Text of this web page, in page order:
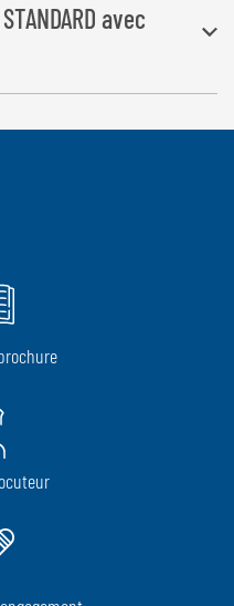
avec
de film se font